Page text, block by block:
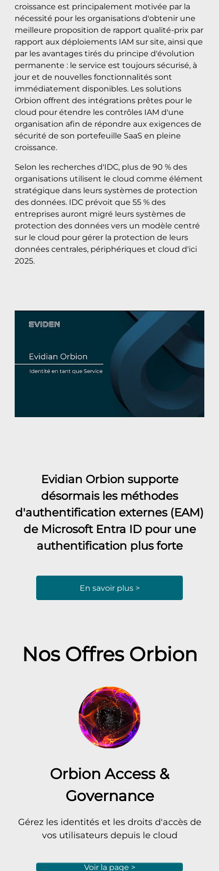
croissance est principalement motivée par la
nécessité pour les organisations d'obtenir une
meilleure proposition de rapport qualité-prix par
rapport aux déploiements IAM sur site, ainsi que
par les avantages tirés du principe d'évolution
permanente : le service est toujours sécurisé, à
jour et de nouvelles fonctionnalités sont
immédiatement disponibles. Les solutions
Orbion offrent des intégrations prêtes pour le
cloud pour étendre les contrôles IAM d'une
organisation afin de répondre aux exigences de
sécurité de son portefeuille SaaS en pleine
croissance.
Selon les recherches d'IDC, plus de 90 % des
organisations utilisent le cloud comme élément
stratégique dans leurs systèmes de protection
des données. IDC prévoit que 55 % des
entreprises auront migré leurs systèmes de
protection des données vers un modèle centré
sur le cloud pour gérer la protection de leurs
données centrales, périphériques et cloud d'ici
2025.
Evidian Orbion supporte
désormais les méthodes
d'authentification externes (EAM)
de Microsoft Entra ID pour une
authentification plus forte
En savoir plus >
Nos Offres Orbion
Orbion Access &
Governance
Gérez les identités et les droits d'accès de
vos utilisateurs depuis le cloud
Voir la page >